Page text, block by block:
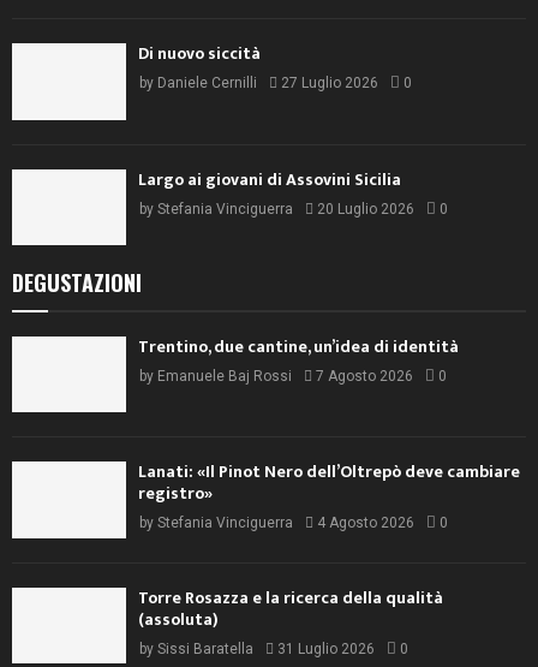
Di nuovo siccità
by Daniele Cernilli 27 Luglio 2026 0
Largo ai giovani di Assovini Sicilia
by Stefania Vinciguerra 20 Luglio 2026 0
DEGUSTAZIONI
Trentino, due cantine, un’idea di identità
by Emanuele Baj Rossi 7 Agosto 2026 0
Lanati: «Il Pinot Nero dell’Oltrepò deve cambiare
registro»
by Stefania Vinciguerra 4 Agosto 2026 0
Torre Rosazza e la ricerca della qualità
(assoluta)
by Sissi Baratella 31 Luglio 2026 0